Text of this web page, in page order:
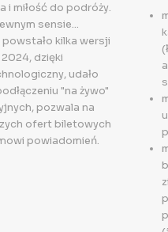
i miłość do podróży.
sensie...
kilka wersji
dzięki
udało
"na żywo"
pozwala na
ofert biletowych
powiadomień.